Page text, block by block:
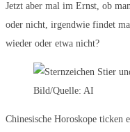
Jetzt aber mal im Ernst, ob
oder nicht, irgendwie findet
wieder oder etwa nicht?
Bild/Quelle: AI
Chinesische Horoskope ticken